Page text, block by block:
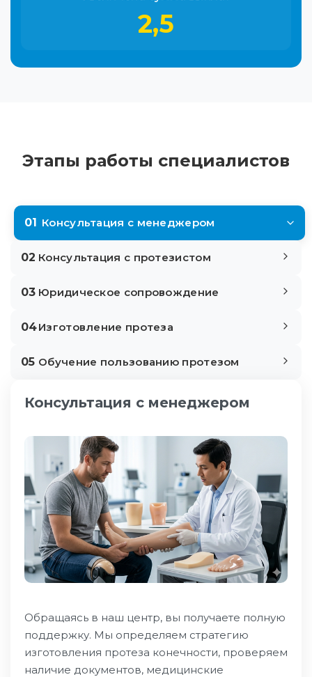
2,5
Этапы работы специалистов
01 Консультация с менеджером
02 Консультация с протезистом
03 Юридическое сопровождение
04Изготовление протеза
05 Обучение пользованию протезом
Консультация с менеджером
Обращаясь в наш центр, вы получаете полную
поддержку. Мы определяем стратегию
изготовления протеза конечности, проверяем
наличие документов, медицинские